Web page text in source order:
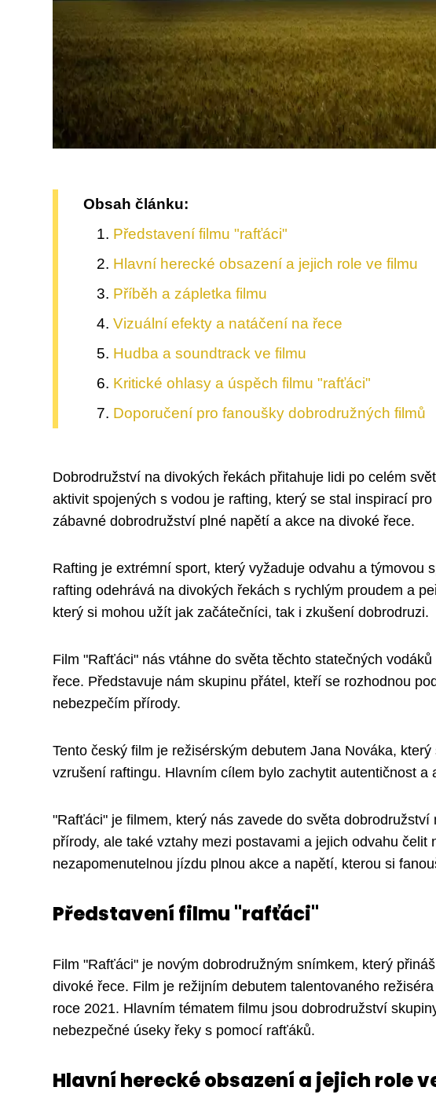
Obsah článku:
Představení filmu "rafťáci"
Hlavní herecké obsazení a jejich role ve filmu
Příběh a zápletka filmu
Vizuální efekty a natáčení na řece
Hudba a soundtrack ve filmu
Kritické ohlasy a úspěch filmu "rafťáci"
Doporučení pro fanoušky dobrodružných filmů
Dobrodružství na divokých řekách přitahuje lidi po celém
aktivit spojených s vodou je rafting, který se stal inspirací
zábavné dobrodružství plné napětí a akce na divoké řece.
Rafting je extrémní sport, který vyžaduje odvahu a týmovou
rafting odehrává na divokých řekách s rychlým proudem a
který si mohou užít jak začátečníci, tak i zkušení dobrodruzi.
Film "Rafťáci" nás vtáhne do světa těchto statečných
řece. Představuje nám skupinu přátel, kteří se rozhodnou
nebezpečím přírody.
Tento český film je režisérským debutem Jana Nováka,
vzrušení raftingu. Hlavním cílem bylo zachytit autentičnost
"Rafťáci" je filmem, který nás zavede do světa
přírody, ale také vztahy mezi postavami a jejich odvahu čelit
nezapomenutelnou jízdu plnou akce a napětí, kterou si
Představení filmu "rafťáci"
Film "Rafťáci" je novým dobrodružným snímkem, který
divoké řece. Film je režijním debutem talentovaného
roce 2021. Hlavním tématem filmu jsou dobrodružství
nebezpečné úseky řeky s pomocí rafťáků.
Hlavní herecké obsazení a jejich role